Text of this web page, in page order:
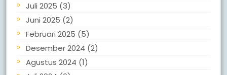
Juli 2025 (3)
Juni 2025 (2)
Februari 2025 (5)
Desember 2024 (2)
Agustus 2024 (1)